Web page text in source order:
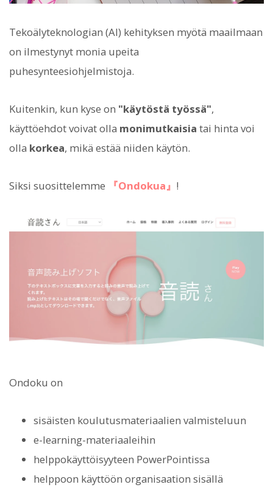
Tekoälyteknologian (AI) kehityksen myötä maailmaan
on ilmestynyt monia upeita
puhesynteesiohjelmistoja.
Kuitenkin, kun kyse on "käytöstä työssä",
käyttöehdot voivat olla monimutkaisia tai hinta voi
olla korkea, mikä estää niiden käytön.
Siksi suosittelemme 『Ondokua』 !
Ondoku on
sisäisten koulutusmateriaalien valmisteluun
e-learning-materiaaleihin
helppokäyttöisyyteen PowerPointissa
helppoon käyttöön organisaation sisällä